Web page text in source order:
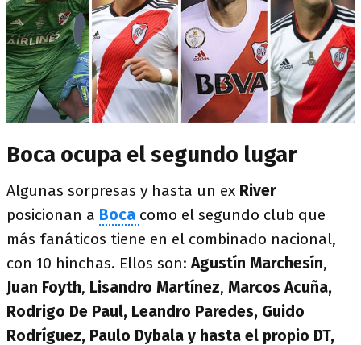
Boca ocupa el segundo lugar
Algunas sorpresas y hasta un ex River
posicionan a Boca como el segundo club que
más fanáticos tiene en el combinado nacional,
con 10 hinchas. Ellos son:Agustín Marchesín,
Juan Foyth, Lisandro Martínez, Marcos Acuña,
Rodrigo De Paul, Leandro Paredes, Guido
Rodríguez, Paulo Dybala y hasta el propio DT,